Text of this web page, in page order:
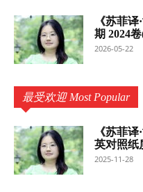
《苏菲
期 2024
2026-05-22
最受欢迎 Most Popular
《苏菲
英对照纸
2025-11-28